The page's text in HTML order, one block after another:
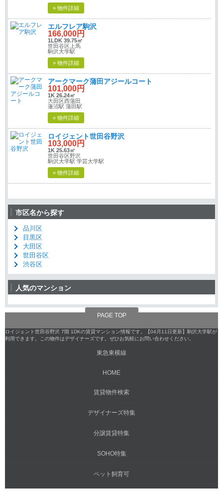
» 物件詳細
エルフレア駒沢
166,000円
1LDK 39.75㎡
世田谷区上馬
駒沢大学駅
» 物件詳細
アークマーク蒲田アジールコート
101,000円
1K 26.24㎡
大田区西蒲田
蓮沼駅 蒲田駅
» 物件詳細
ロイジェント世田谷野沢
103,000円
1K 25.63㎡
世田谷区野沢
駒沢大学駅 学芸大学駅
» 物件詳細
市区名から探す
品川区
目黒区
大田区
世田谷区
渋谷区
人気のマンション
PAGE TOP
ロイジェント世田谷野沢 7階 1DKの賃貸マンション情報です。【04月11日更新】駒沢大学駅が
利用できます。この物件はデザイナーズです。ぜひお気軽にお問い合わせください。
東急東横線
HOME
賃貸物件検索
デザイナーズ特集
分譲賃貸特集
SOHO特集
ペット飼育可